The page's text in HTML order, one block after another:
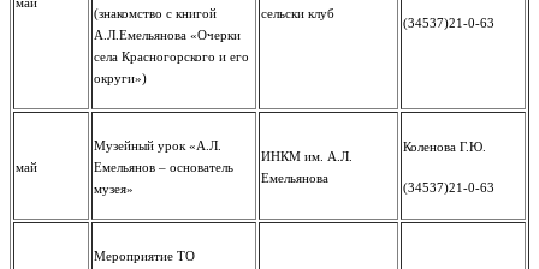
(знакомство с книгой
А.Л.Емельянова «Очерки
села Красногорского и его
округи»)
сельски клуб
(34537)21-0-63
май
Музейный урок «А.Л.
Емельянов – основатель
музея»
ИНКМ им. А.Л.
Емельянова
Коленова Г.Ю.
(34537)21-0-63
Мероприятие ТО